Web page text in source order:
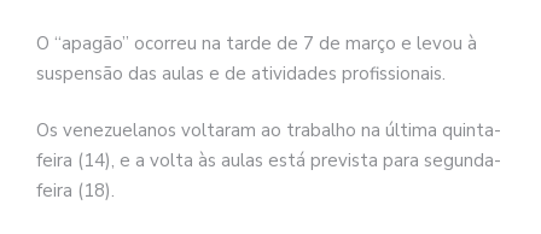
O “apagão” ocorreu na tarde de 7 de março e levou à
suspensão das aulas e de atividades profissionais.
Os venezuelanos voltaram ao trabalho na última quinta-
feira (14), e a volta às aulas está prevista para segunda-
feira (18).